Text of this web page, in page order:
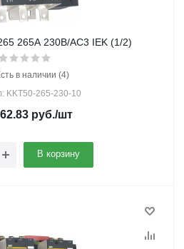
265А 230В/АС3 IEK (1/2)
в наличии (4)
KKT50-265-230-10
руб./шт
В корзину